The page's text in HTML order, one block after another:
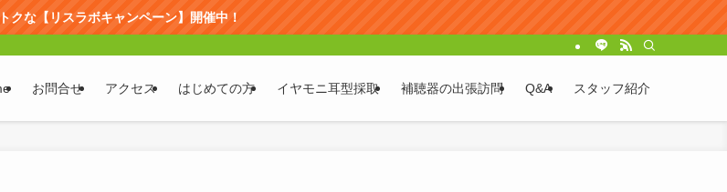
クな【リスラボキャンペーン】開催中！
お問合せ アクセス はじめての方 イヤモニ耳型採取 補聴器の出張訪問 Q&A スタッフ紹介